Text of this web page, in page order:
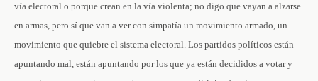
vía electoral o porque crean en la vía violenta; no digo que vayan a alzarse
en armas, pero sí que van a ver con simpatía un movimiento armado, un
movimiento que quiebre el sistema electoral. Los partidos políticos están
apuntando mal, están apuntando por los que ya están decididos a votar y